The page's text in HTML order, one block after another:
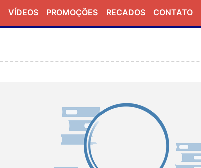
VÍDEOS PROMOÇÕES RECADOS CONTATO